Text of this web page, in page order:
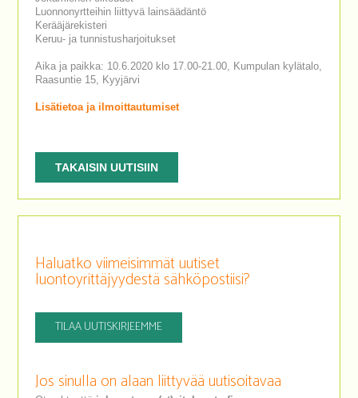
Luonnonyrtteihin liittyvä lainsäädäntö
Kerääjärekisteri
Keruu- ja tunnistusharjoitukset
Aika ja paikka: 10.6.2020 klo 17.00-21.00, Kumpulan kylätalo,
Raasuntie 15, Kyyjärvi
Lisätietoa ja ilmoittautumiset
TAKAISIN UUTISIIN
Haluatko viimeisimmät uutiset
luontoyrittäjyydestä sähköpostiisi?
TILAA UUTISKIRJEEMME
Jos sinulla on alaan liittyvää uutisoitavaa